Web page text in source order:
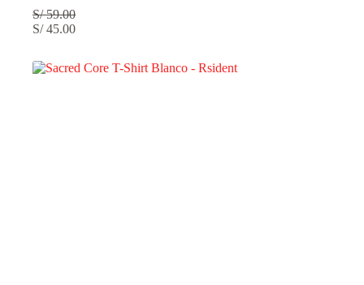
S/59.00
S/45.00